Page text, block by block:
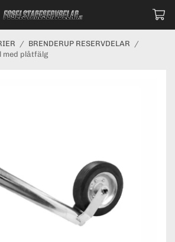
/ BRENDERUP RESERVDELAR /
med plåtfälg